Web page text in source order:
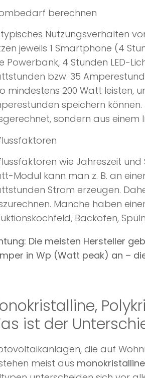
berechnen
typisches Nutzungsverhalten
jeweils 1 Smartphone (4
Powerbank, 4 Stunden LED-
bzw. 35
mindestens 200 Watt leisten,
speichern
sondern aus einem
wie Jahreszeit
Modul kann man z. B. an
Strom erzeugen.
Manche haben
Backofen,
Die meisten Hersteller
in Wp (Watt peak) an –
ist der
die auf
meist aus